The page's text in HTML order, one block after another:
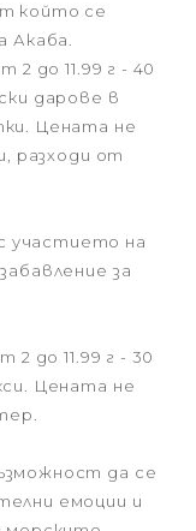
който се
Акаба.
2 до 11.99 г - 40
дарове в
Цената не
разходи от
участието на
за
до 11.99 г - 30
Цената не
да се
емоции и